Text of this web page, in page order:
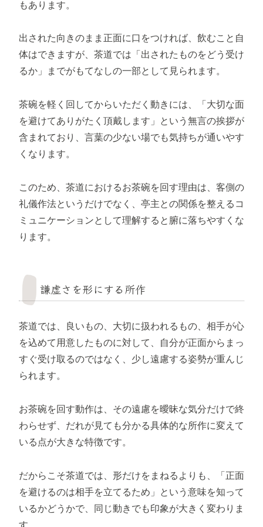
もあります。
出された向きのまま正面に口をつければ、飲むこと自
体はできますが、茶道では「出されたものをどう受け
るか」までがもてなしの一部として見られます。
茶碗を軽く回してからいただく動きには、「大切な面
を避けてありがたく頂戴します」という無言の挨拶が
含まれており、言葉の少ない場でも気持ちが通いやす
くなります。
このため、茶道におけるお茶碗を回す理由は、客側の
礼儀作法というだけでなく、亭主との関係を整えるコ
ミュニケーションとして理解すると腑に落ちやすくな
ります。
謙虚さを形にする所作
茶道では、良いもの、大切に扱われるもの、相手が心
を込めて用意したものに対して、自分が正面からまっ
すぐ受け取るのではなく、少し遠慮する姿勢が重んじ
られます。
お茶碗を回す動作は、その遠慮を曖昧な気分だけで終
わらせず、だれが見ても分かる具体的な所作に変えて
いる点が大きな特徴です。
だからこそ茶道では、形だけをまねるよりも、「正面
を避けるのは相手を立てるため」という意味を知って
いるかどうかで、同じ動きでも印象が大きく変わりま
す。